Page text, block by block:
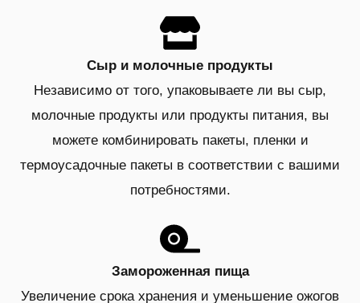
Сыр и молочные продукты
Независимо от того, упаковываете ли вы сыр,
молочные продукты или продукты питания, вы
можете комбинировать пакеты, пленки и
термоусадочные пакеты в соответствии с вашими
потребностями.
Замороженная пища
Увеличение срока хранения и уменьшение ожогов